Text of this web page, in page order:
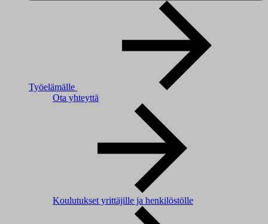
Työelämälle
Ota yhteyttä
Koulutukset yrittäjille ja henkilöstölle